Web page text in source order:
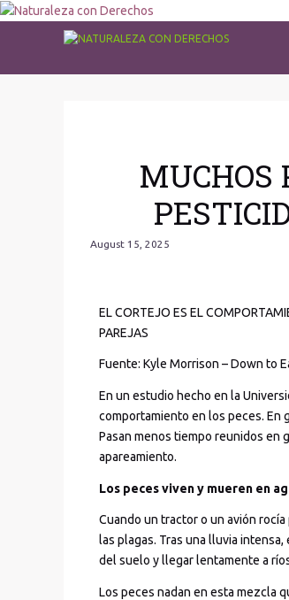
MUCHOS
August 15, 2025
EL CORTEJO ES EL
PAREJAS
Fuente: Kyle Morrison – Down to
En un estudio hecho en la
comportamiento en los peces. En
Pasan menos tiempo reunidos
apareamiento.
Los peces viven y mueren en
Cuando un tractor o un avión
las plagas. Tras una lluvia
del suelo y llegar lentamente a
Los peces nadan en esta mezcla